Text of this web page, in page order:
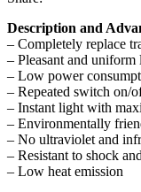
Description and
– Completely replace
– Pleasant and
– Low power
– Repeated switch on/
– Instant light with
– Environmentally
– No ultraviolet and
– Resistant to shock
– Low heat emission